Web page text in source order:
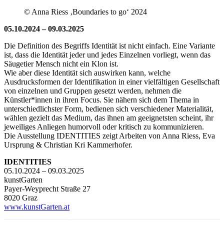
© Anna Riess ‚Boundaries to go‘ 2024
05.10.2024 – 09.03.2025
Die Definition des Begriffs Identität ist nicht einfach. Eine Variante
ist, dass die Identität jeder und jedes Einzelnen vorliegt, wenn das
Säugetier Mensch nicht ein Klon ist.
Wie aber diese Identität sich auswirken kann, welche
Ausdrucksformen der Identifikation in einer vielfältigen Gesellschaft
von einzelnen und Gruppen gesetzt werden, nehmen die
Künstler*innen in ihren Focus. Sie nähern sich dem Thema in
unterschiedlichster Form, bedienen sich verschiedener Materialität,
wählen gezielt das Medium, das ihnen am geeignetsten scheint, ihr
jeweiliges Anliegen humorvoll oder kritisch zu kommunizieren.
Die Ausstellung IDENTITIES zeigt Arbeiten von Anna Riess, Eva
Ursprung & Christian Kri Kammerhofer.
IDENTITIES
05.10.2024 – 09.03.2025
kunstGarten
Payer-Weyprecht Straße 27
8020 Graz
www.kunstGarten.at